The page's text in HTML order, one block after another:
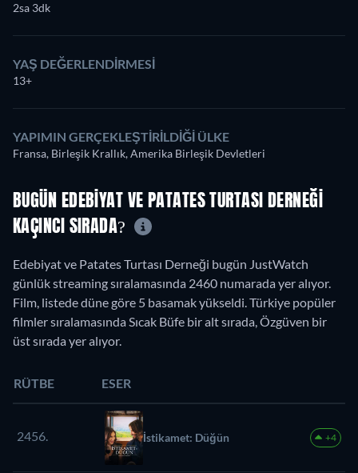
2sa 3dk
YAŞ DEĞERLENDIRMESI
13+
YAPIMIN GERÇEKLEŞTIRILDIĞI ÜLKE
Fransa, Birleşik Krallık, Amerika Birleşik Devletleri
BUGÜN EDEBIYAT VE PATATES TURTASI DERNEĞI
KAÇINCI SIRADA?
Edebiyat ve Patates Turtası Derneği bugün JustWatch
günlük streaming sıralamasında 2460 numarada yer alıyor.
Film, listede düne göre 5 basamak yükseldi. Türkiye popüler
filmler sıralamasında Sıcak Büfe bir alt sırada, Özgüven bir
üst sırada yer alıyor.
RÜTBE ESER
2456. İstikamet: Düğün +4